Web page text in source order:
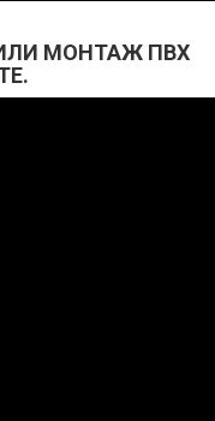
МОНТАЖ ПВХ